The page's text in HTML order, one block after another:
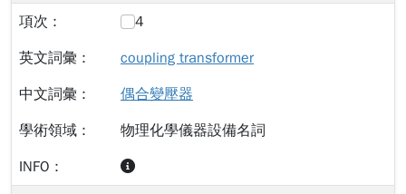
4
coupling transformer
偶合變壓器
物理化學儀器設備名詞